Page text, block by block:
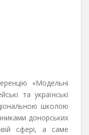
«Модельні
та українські
школою
донорських
сфері, а саме